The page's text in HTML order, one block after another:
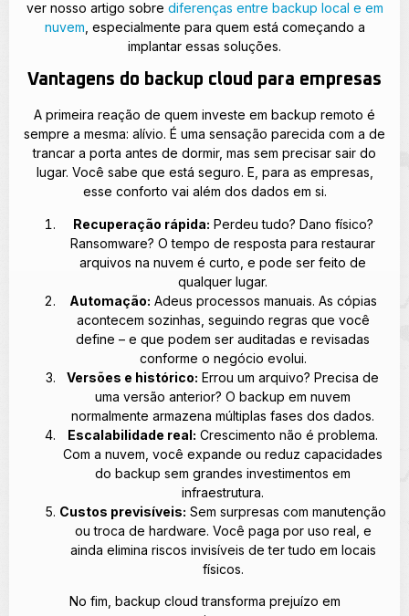
ver nosso artigo sobre diferenças entre backup local e em
nuvem , especialmente para quem está começando a
implantar essas soluções.
Vantagens do backup cloud para empresas
A primeira reação de quem investe em backup remoto é
sempre a mesma: alívio. É uma sensação parecida com a de
trancar a porta antes de dormir, mas sem precisar sair do
lugar. Você sabe que está seguro. E, para as empresas,
esse conforto vai além dos dados em si.
Recuperação rápida: Perdeu tudo? Dano físico?
Ransomware? O tempo de resposta para restaurar
arquivos na nuvem é curto, e pode ser feito de
qualquer lugar.
Automação: Adeus processos manuais. As cópias
acontecem sozinhas, seguindo regras que você
define – e que podem ser auditadas e revisadas
conforme o negócio evolui.
Versões e histórico: Errou um arquivo? Precisa de
uma versão anterior? O backup em nuvem
normalmente armazena múltiplas fases dos dados.
Escalabilidade real: Crescimento não é problema.
Com a nuvem, você expande ou reduz capacidades
do backup sem grandes investimentos em
infraestrutura.
Custos previsíveis: Sem surpresas com manutenção
ou troca de hardware. Você paga por uso real, e
ainda elimina riscos invisíveis de ter tudo em locais
físicos.
No fim, backup cloud transforma prejuízo em